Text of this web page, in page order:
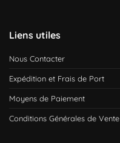
Liens utiles
Nous Contacter
Expédition et Frais de Port
Moyens de Paiement
Conditions Générales de Vente